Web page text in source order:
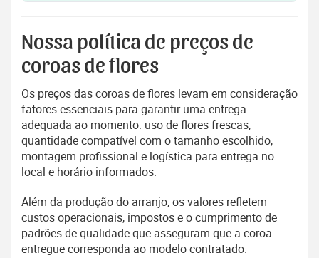
Nossa política de preços de
coroas de flores
Os preços das coroas de flores levam em consideração
fatores essenciais para garantir uma entrega
adequada ao momento: uso de flores frescas,
quantidade compatível com o tamanho escolhido,
montagem profissional e logística para entrega no
local e horário informados.
Além da produção do arranjo, os valores refletem
custos operacionais, impostos e o cumprimento de
padrões de qualidade que asseguram que a coroa
entregue corresponda ao modelo contratado.